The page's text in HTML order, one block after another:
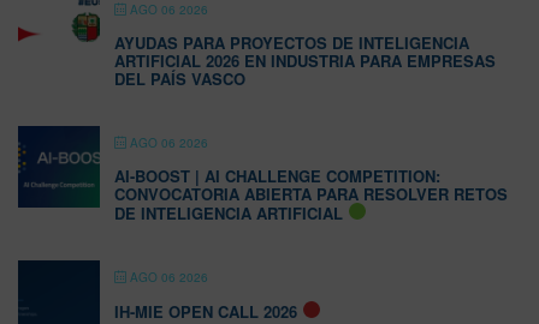
AGO 06 2026
AYUDAS PARA PROYECTOS DE INTELIGENCIA
ARTIFICIAL 2026 EN INDUSTRIA PARA EMPRESAS
DEL PAÍS VASCO
AGO 06 2026
AI-BOOST | AI CHALLENGE COMPETITION:
CONVOCATORIA ABIERTA PARA RESOLVER RETOS
DE INTELIGENCIA ARTIFICIAL
AGO 06 2026
IH-MIE OPEN CALL 2026